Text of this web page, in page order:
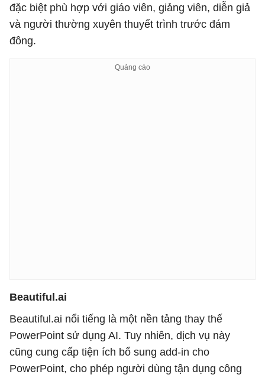
đặc biệt phù hợp với giáo viên, giảng viên, diễn giả
và người thường xuyên thuyết trình trước đám
đông.
Beautiful.ai
Beautiful.ai nổi tiếng là một nền tảng thay thế
PowerPoint sử dụng AI. Tuy nhiên, dịch vụ này
cũng cung cấp tiện ích bổ sung add-in cho
PowerPoint, cho phép người dùng tận dụng công